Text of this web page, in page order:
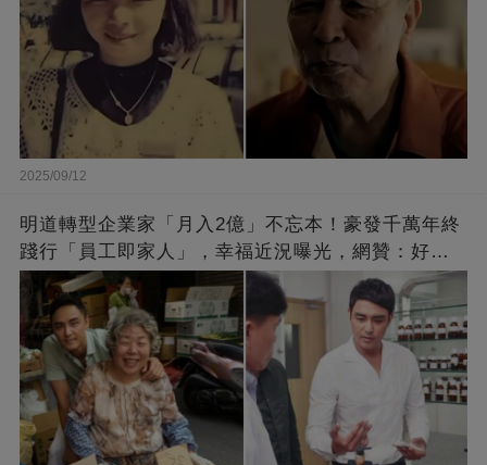
2025/09/12
明道轉型企業家「月入2億」不忘本！豪發千萬年終
踐行「員工即家人」，幸福近況曝光，網贊：好老
闆的福報